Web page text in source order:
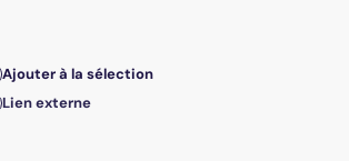
Ajouter à la sélection
Lien externe